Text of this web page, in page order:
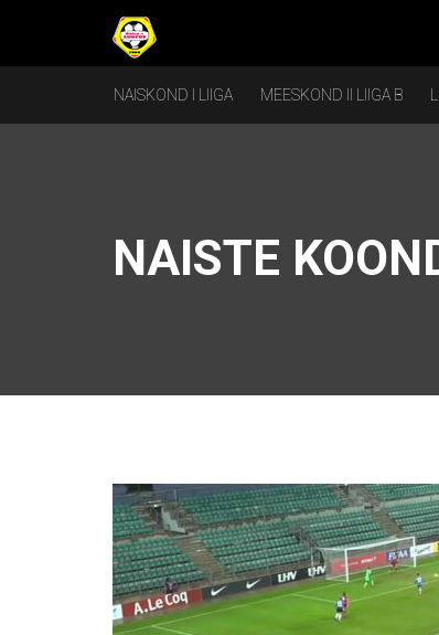
NAISKOND I LIIGA MEESKOND II LIIGA B
NAISTE